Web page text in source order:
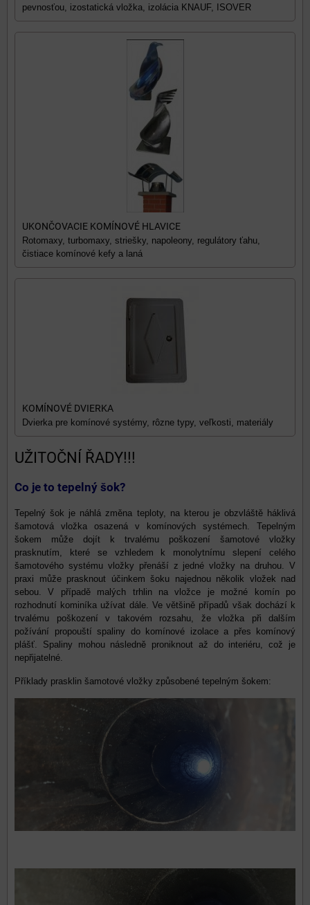
pevnosťou, izostatická vložka, izolácia KNAUF, ISOVER
UKONČOVACIE KOMÍNOVÉ HLAVICE
Rotomaxy, turbomaxy, striešky, napoleony, regulátory ťahu,
čistiace komínové kefy a laná
KOMÍNOVÉ DVIERKA
Dvierka pre komínové systémy, rôzne typy, veľkosti, materiály
UŽITOČNÍ ŘADY!!!
Co je to tepelný šok?
Tepelný šok je náhlá změna teploty, na kterou je obzvláště háklivá
šamotová vložka osazená v komínových systémech. Tepelným
šokem může dojít k trvalému poškození šamotové vložky
prasknutím, které se vzhledem k monolytnímu slepení celého
šamotového systému vložky přenáší z jedné vložky na druhou. V
praxi může prasknout účinkem šoku najednou několik vložek nad
sebou. V případě malých trhlin na vložce je možné komín po
rozhodnutí kominíka užívat dále. Ve většině případů však dochází k
trvalému poškození v takovém rozsahu, že vložka při dalším
požívání propouští spaliny do komínové izolace a přes komínový
plášť. Spaliny mohou následně proniknout až do interiéru, což je
nepřijatelné.
Příklady prasklin šamotové vložky způsobené tepelným šokem: